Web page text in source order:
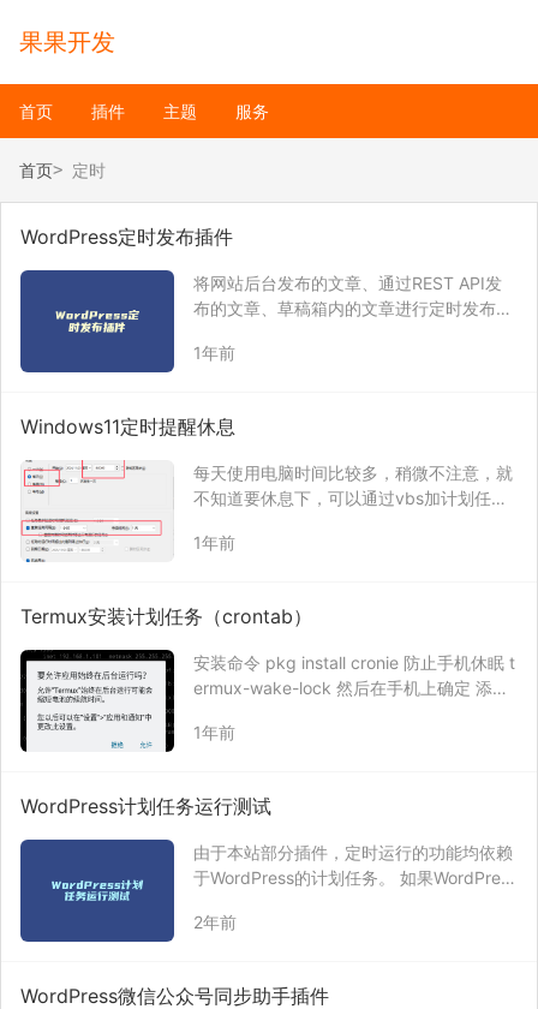
果果开发
首页 插件 主题 服务
首页 定时
WordPress定时发布插件
将网站后台发布的文章、通过REST API发
布的文章、草稿箱内的文章进行定时发布，
1年前
Windows11定时提醒休息
每天使用电脑时间比较多，稍微不注意，就
不知道要休息下，可以通过vbs加计划任务
如下： x=msgbox(“一个小时没动了，赶紧
1年前
Termux安装计划任务（crontab）
安装命令 pkg install cronie 防止手机休眠 t
ermux-wake-lock 然后在手机上确定 添加
ata/com.termux/files/usr…
1年前
WordPress计划任务运行测试
由于本站部分插件，定时运行的功能均依赖
于WordPress的计划任务。 如果WordPress
者其它插件为了性能，将WordPress计划任
2年前
WordPress微信公众号同步助手插件